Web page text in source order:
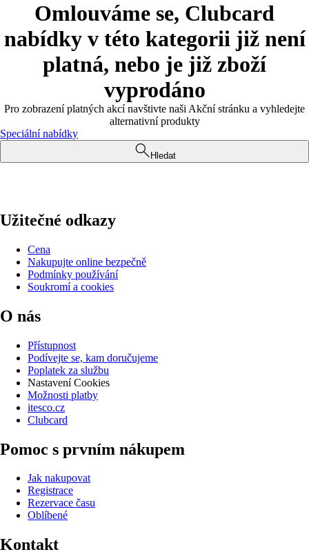
Omlouváme se, Clubcard
nabídky v této kategorii již není
platná, nebo je již zboží
vyprodáno
Pro zobrazení platných akcí navštivte naši Akční stránku a vyhledejte
alternativní produkty
Speciální nabídky
Hledat
Užitečné odkazy
Cena
Nakupujte online bezpečně
Podmínky používání
Soukromí a cookies
O nás
Přístupnost
Podívejte se, kam doručujeme
Poplatek za službu
Nastavení Cookies
Možnosti platby
itesco.cz
Clubcard
Pomoc s prvním nákupem
Jak nakupovat
Registrace
Rezervace času
Oblíbené
Kontakt